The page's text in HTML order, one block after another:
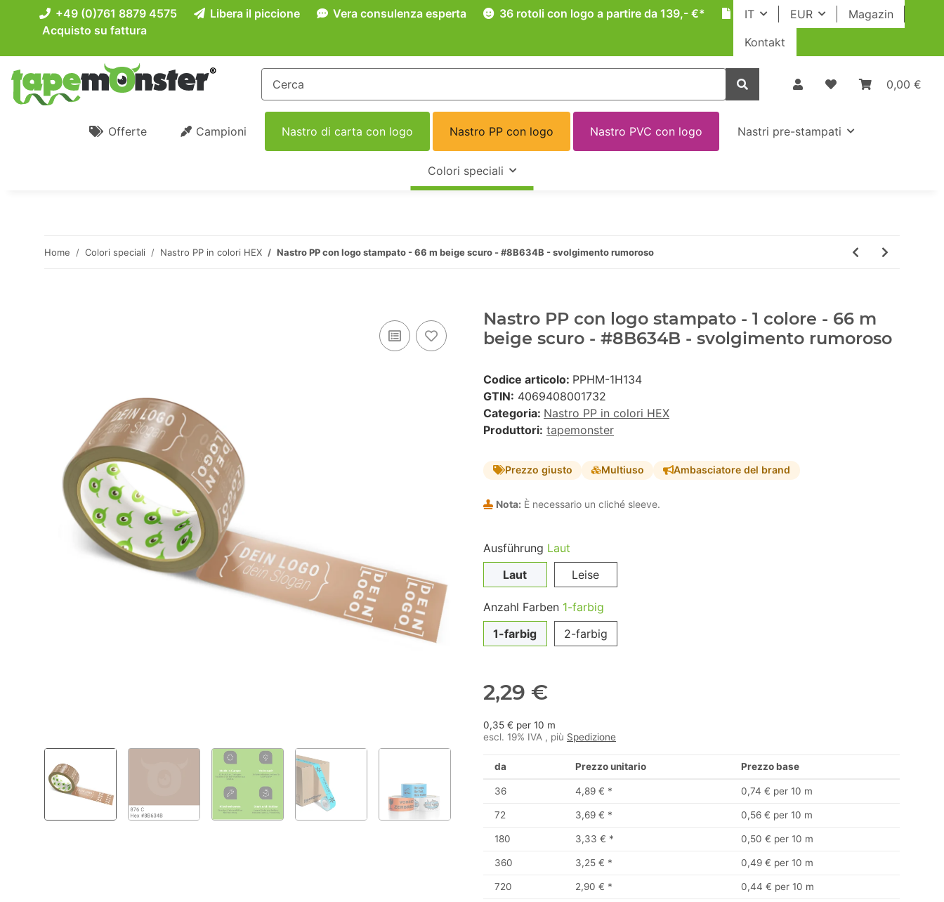
IT EUR
Magazin
Kontakt
+49 (0)761 8879 4575 Libera il piccione Vera consulenza esperta
36 rotoli con logo a partire da 139,- €*
Acquisto su fattura
0,00 €
Offerte Campioni Nastro di carta con logo Nastro PP con logo Nastro PVC con logo Nastri pre-stampati
Colori speciali
Home Colori speciali Nastro PP in colori HEX Nastro PP con logo stampato - 66 m beige scuro - #8B634B - svolgimento rumoroso
Nastro PP con logo stampato - 1 colore - 66 m
beige scuro - #8B634B - svolgimento rumoroso
Codice articolo: PPHM-1H134
GTIN: 4069408001732
Categoria: Nastro PP in colori HEX
Produttori: tapemonster
Prezzo giusto Multiuso Ambasciatore del brand
Nota: È necessario un cliché sleeve.
Ausführung Laut
Laut
Leise
Anzahl Farben 1-farbig
1-farbig
2-farbig
2,29 €
0,35 € per 10 m
escl. 19% IVA , più Spedizione
da Prezzo unitario Prezzo base
36 4,89 € * 0,74 € per 10 m
72 3,69 € * 0,56 € per 10 m
180 3,33 € * 0,50 € per 10 m
360 3,25 € * 0,49 € per 10 m
720 2,90 € * 0,44 € per 10 m